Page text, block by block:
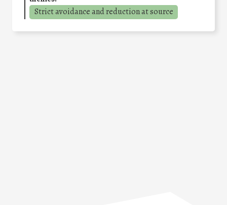
Strict avoidance and reduction at source